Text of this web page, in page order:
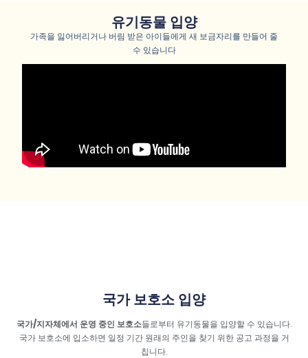
유기동물 입양
가족을 잃어버리거나 버림 받은 아이들에게 새 보금자리를 만들어 줄
수 있습니다
국가 보호소 입양
국가/지자체에서 운영 중인 보호소들로부터 유기동물을 입양할 수 있습니다.
국가 보호소에 입소하면 일정 기간 원래의 주인을 찾기 위한 공고 과정을 거
칩니다.